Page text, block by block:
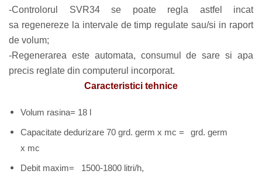
-Controlorul SVR34 se poate regla astfel incat
sa regenereze la intervale de timp regulate sau/si in raport
de volum;
-Regenerarea este automata, consumul de sare si apa
precis reglate din computerul incorporat.
Caracteristici tehnice
Volum rasina= 18 l
Capacitate dedurizare 70 grd. germ x mc =
grd. germ
x mc
Debit maxim= 1500-1800 litri/h,